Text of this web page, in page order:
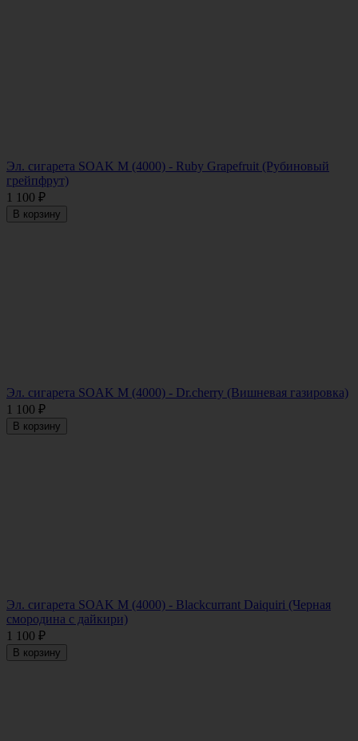
Эл. сигарета SOAK M (4000) - Ruby Grapefruit (Рубиновый
грейпфрут)
1 100 ₽
В корзину
Эл. сигарета SOAK M (4000) - Dr.cherry (Вишневая газировка)
1 100 ₽
В корзину
Эл. сигарета SOAK M (4000) - Blackcurrant Daiquiri (Черная
смородина с дайкири)
1 100 ₽
В корзину